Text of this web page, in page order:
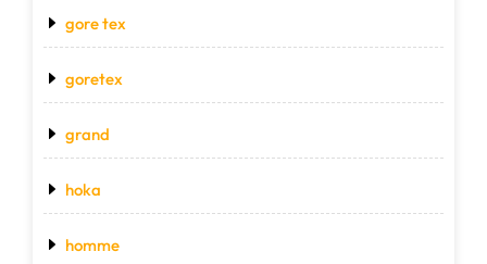
gore tex
goretex
grand
hoka
homme